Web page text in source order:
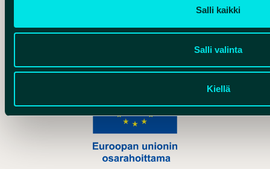
Salli kaikki
Salli valinta
Kiellä
Hankelogo